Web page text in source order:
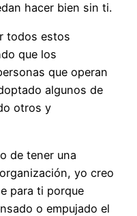
hacer bien sin ti.
todos estos
que los
que operan
algunos de
otros y
de tener una
yo creo
para ti porque
o empujado el